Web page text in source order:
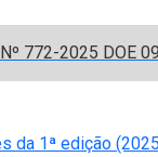
da 1ª edição